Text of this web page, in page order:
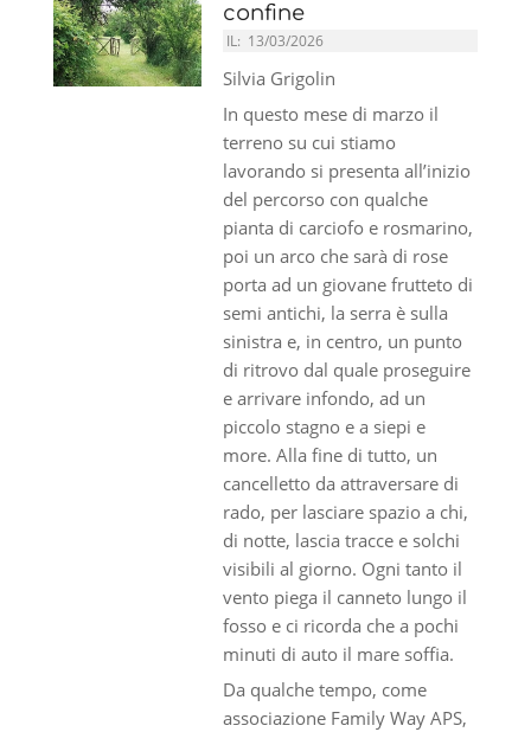
confine
IL: 13/03/2026
Silvia Grigolin
In questo mese di marzo il
terreno su cui stiamo
lavorando si presenta all’inizio
del percorso con qualche
pianta di carciofo e rosmarino,
poi un arco che sarà di rose
porta ad un giovane frutteto di
semi antichi, la serra è sulla
sinistra e, in centro, un punto
di ritrovo dal quale proseguire
e arrivare infondo, ad un
piccolo stagno e a siepi e
more. Alla fine di tutto, un
cancelletto da attraversare di
rado, per lasciare spazio a chi,
di notte, lascia tracce e solchi
visibili al giorno. Ogni tanto il
vento piega il canneto lungo il
fosso e ci ricorda che a pochi
minuti di auto il mare soffia.
Da qualche tempo, come
associazione Family Way APS,